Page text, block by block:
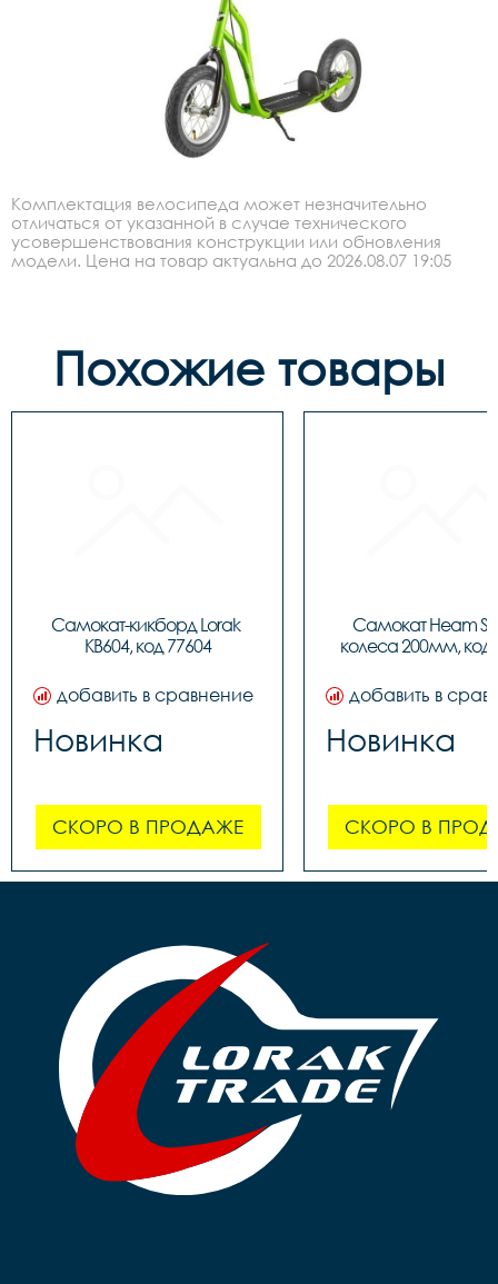
Комплектация велосипеда может незначительно
отличаться от указанной в случае технического
усовершенствования конструкции или обновления
модели. Цена на товар актуальна до 2026.08.07 19:05
Похожие товары
Самокат-кикборд Lorak
KB604, код 77604
добавить в сравнение
Новинка
СКОРО В ПРОДАЖЕ
Самокат Heam
колеса 200мм, код
добавить в
Новинка
СКОРО В